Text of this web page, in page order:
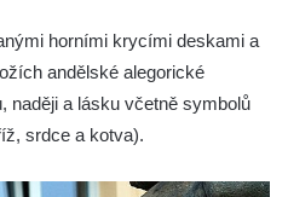
Valči
horními krycími deskami a
andělské alegorické
naději a lásku včetně symbolů
srdce a kotva).